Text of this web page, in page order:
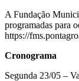
A Fundação
programadas para
https://
Cronograma
Segunda 23/05 –